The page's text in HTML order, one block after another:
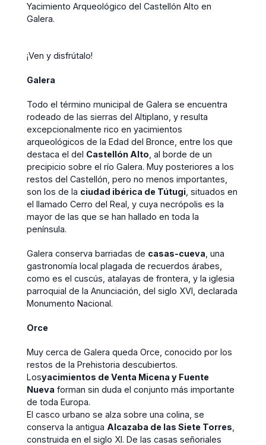
Yacimiento Arqueológico del Castellón Alto en
Galera.
¡Ven y disfrútalo!
Galera
Todo el término municipal de Galera se encuentra
rodeado de las sierras del Altiplano, y resulta
excepcionalmente rico en yacimientos
arqueológicos de la Edad del Bronce, entre los que
destaca el del Castellón Alto , al borde de un
precipicio sobre el río Galera. Muy posteriores a los
restos del Castellón, pero no menos importantes,
son los de la ciudad ibérica de Tútugi , situados en
el llamado Cerro del Real, y cuya necrópolis es la
mayor de las que se han hallado en toda la
península.
Galera conserva barriadas de casas-cueva , una
gastronomía local plagada de recuerdos árabes,
como es el cuscús, atalayas de frontera, y la iglesia
parroquial de la Anunciación, del siglo XVI, declarada
Monumento Nacional.
Orce
Muy cerca de Galera queda Orce, conocido por los
restos de la Prehistoria descubiertos.
Losyacimientos de Venta Micena y Fuente
Nueva forman sin duda el conjunto más importante
de toda Europa.
El casco urbano se alza sobre una colina, se
conserva la antigua Alcazaba de las Siete Torres
construida en el siglo XI. De las casas señoriales